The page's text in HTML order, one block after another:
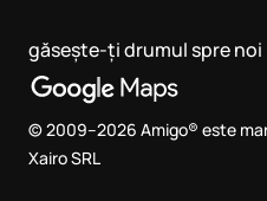
© 2009–2026 Amigo® este
Xairo SRL
găsește-ți drumul spre noi